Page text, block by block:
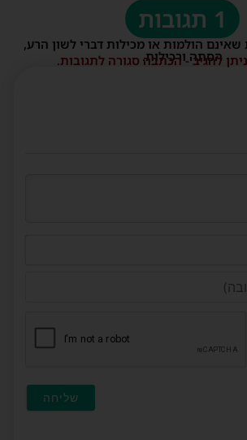
1 תגובות
שאינם הולמות או מכילות דברי לשון הרע,
הסתה ורכילות.
להגיב - הכתבה סגורה לתגובות.